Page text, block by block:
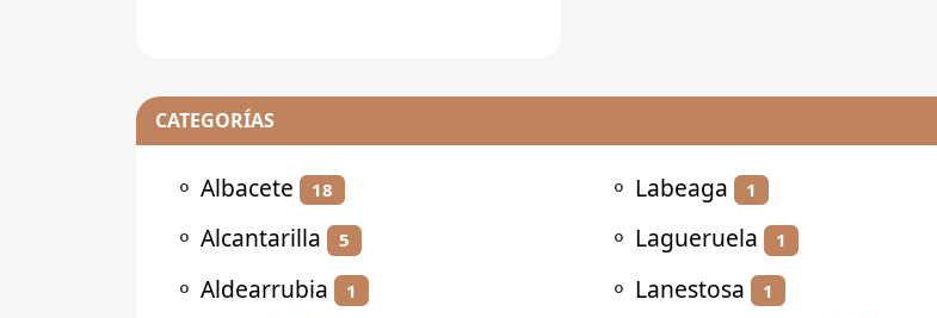
CATEGORÍAS
⚬ Albacete 18
⚬ Alcantarilla 5
⚬ Aldearrubia 1
⚬ Labeaga 1
⚬ Lagueruela 1
⚬ Lanestosa 1